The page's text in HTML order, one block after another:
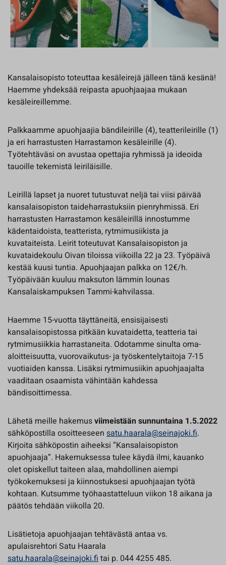
Kansalaisopisto toteuttaa kesäleirejä jälleen tänä kesänä!
Haemme yhdeksää reipasta apuohjaajaa mukaan
kesäleireillemme.
Palkkaamme apuohjaajia bändileirille (4), teatterileirille (1)
ja eri harrastusten Harrastamon kesäleirille (4).
Työtehtäväsi on avustaa opettajia ryhmissä ja ideoida
tauoille tekemistä leiriläisille.
Leirillä lapset ja nuoret tutustuvat neljä tai viisi päivää
kansalaisopiston taideharrastuksiin pienryhmissä. Eri
harrastusten Harrastamon kesäleirillä innostumme
kädentaidoista, teatterista, rytmimusiikista ja
kuvataiteista. Leirit toteutuvat Kansalaisopiston ja
kuvataidekoulu Oivan tiloissa viikoilla 22 ja 23. Työpäivä
kestää kuusi tuntia. Apuohjaajan palkka on 12€/h.
Työpäivään kuuluu maksuton lämmin lounas
Kansalaiskampuksen Tammi-kahvilassa.
Haemme 15-vuotta täyttäneitä, ensisijaisesti
kansalaisopistossa pitkään kuvataidetta, teatteria tai
rytmimusiikkia harrastaneita. Odotamme sinulta oma-
aloitteisuutta, vuorovaikutus- ja työskentelytaitoja 7-15
vuotiaiden kanssa. Lisäksi rytmimusiikin apuohjaajalta
vaaditaan osaamista vähintään kahdessa
bändisoittimessa.
Lähetä meille hakemusviimeistään sunnuntaina 1.5.2022
sähköpostilla osoitteeseen satu.haarala@seinajoki.fi.
Kirjoita sähköpostin aiheeksi ”Kansalaisopiston
apuohjaaja”. Hakemuksessa tulee käydä ilmi, kauanko
olet opiskellut taiteen alaa, mahdollinen aiempi
työkokemuksesi ja kiinnostuksesi apuohjaajan työtä
kohtaan. Kutsumme työhaastatteluun viikon 18 aikana ja
päätös tehdään viikolla 20.
Lisätietoja apuohjaajan tehtävästä antaa vs.
apulaisrehtori Satu Haarala
satu.haarala@seinajoki.fi tai p. 044 4255 485.